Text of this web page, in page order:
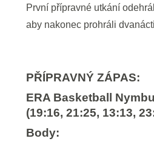
První přípravné utkání
aby nakonec prohráli
PŘÍPRAVNÝ ZÁPAS:
ERA Basketball
(19:16, 21:25, 13:13,
Body: